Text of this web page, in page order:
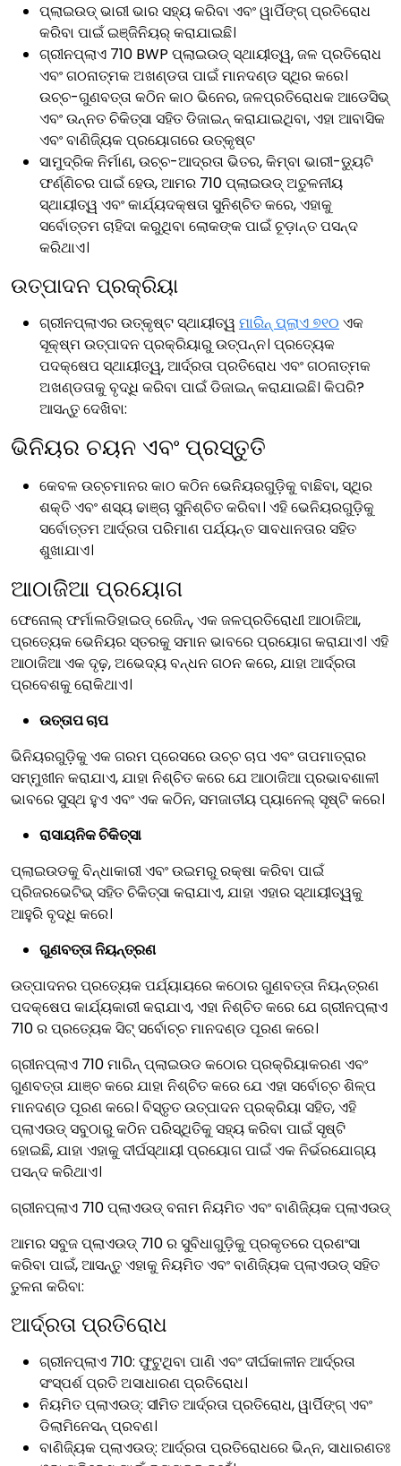
ପ୍ଲାଇଉଡ୍ ଭାରୀ ଭାର ସହ୍ୟ କରିବା ଏବଂ ୱାର୍ପିଙ୍ଗ୍ ପ୍ରତିରୋଧ
କରିବା ପାଇଁ ଇଞ୍ଜିନିୟର୍ କରାଯାଇଛି।
ଗ୍ରୀନପ୍ଲାଏ 710 BWP ପ୍ଲାଇଉଡ୍ ସ୍ଥାୟୀତ୍ୱ, ଜଳ ପ୍ରତିରୋଧ
ଏବଂ ଗଠନାତ୍ମକ ଅଖଣ୍ଡତା ପାଇଁ ମାନଦଣ୍ଡ ସ୍ଥିର କରେ।
ଉଚ୍ଚ-ଗୁଣବତ୍ତା କଠିନ କାଠ ଭିନେର, ଜଳପ୍ରତିରୋଧକ ଆଡେସିଭ୍
ଏବଂ ଉନ୍ନତ ଚିକିତ୍ସା ସହିତ ଡିଜାଇନ୍ କରାଯାଇଥିବା, ଏହା ଆବାସିକ
ଏବଂ ବାଣିଜ୍ୟିକ ପ୍ରୟୋଗରେ ଉତ୍କୃଷ୍ଟ
ସାମୁଦ୍ରିକ ନିର୍ମାଣ, ଉଚ୍ଚ-ଆଦ୍ରତା ଭିତର, କିମ୍ବା ଭାରୀ-ଡ୍ୟୁଟି
ଫର୍ଣ୍ଣିଚର ପାଇଁ ହେଉ, ଆମର 710 ପ୍ଲାଇଉଡ୍ ଅତୁଳନୀୟ
ସ୍ଥାୟୀତ୍ୱ ଏବଂ କାର୍ଯ୍ୟଦକ୍ଷତା ସୁନିଶ୍ଚିତ କରେ, ଏହାକୁ
ସର୍ବୋତ୍ତମ ଚାହିଦା କରୁଥିବା ଲୋକଙ୍କ ପାଇଁ ଚୂଡ଼ାନ୍ତ ପସନ୍ଦ
କରିଥାଏ।
ଉତ୍ପାଦନ ପ୍ରକ୍ରିୟା
ଗ୍ରୀନପ୍ଲାଏର ଉତ୍କୃଷ୍ଟ ସ୍ଥାୟୀତ୍ୱ ମାରିନ୍ ପ୍ଲାଏ ୭୧୦ ଏକ
ସୂକ୍ଷ୍ମ ଉତ୍ପାଦନ ପ୍ରକ୍ରିୟାରୁ ଉତ୍ପନ୍ନ। ପ୍ରତ୍ୟେକ
ପଦକ୍ଷେପ ସ୍ଥାୟୀତ୍ୱ, ଆର୍ଦ୍ରତା ପ୍ରତିରୋଧ ଏବଂ ଗଠନାତ୍ମକ
ଅଖଣ୍ଡତାକୁ ବୃଦ୍ଧି କରିବା ପାଇଁ ଡିଜାଇନ୍ କରାଯାଇଛି। କିପରି?
ଆସନ୍ତୁ ଦେଖିବା:
ଭିନିୟର ଚୟନ ଏବଂ ପ୍ରସ୍ତୁତି
କେବଳ ଉଚ୍ଚମାନର କାଠ କଠିନ ଭେନିୟରଗୁଡ଼ିକୁ ବାଛିବା, ସ୍ଥିର
ଶକ୍ତି ଏବଂ ଶସ୍ୟ ଢାଞ୍ଚା ସୁନିଶ୍ଚିତ କରିବା। ଏହି ଭେନିୟରଗୁଡ଼ିକୁ
ସର୍ବୋତ୍ତମ ଆର୍ଦ୍ରତା ପରିମାଣ ପର୍ଯ୍ୟନ୍ତ ସାବଧାନତାର ସହିତ
ଶୁଖାଯାଏ।
ଆଠାଜିଆ ପ୍ରୟୋଗ
ଫେନୋଲ୍ ଫର୍ମାଲଡିହାଇଡ୍ ରେଜିନ୍, ଏକ ଜଳପ୍ରତିରୋଧୀ ଆଠାଜିଆ,
ପ୍ରତ୍ୟେକ ଭେନିୟର ସ୍ତରକୁ ସମାନ ଭାବରେ ପ୍ରୟୋଗ କରାଯାଏ। ଏହି
ଆଠାଜିଆ ଏକ ଦୃଢ଼, ଅଭେଦ୍ୟ ବନ୍ଧନ ଗଠନ କରେ, ଯାହା ଆର୍ଦ୍ରତା
ପ୍ରବେଶକୁ ରୋକିଥାଏ।
ଉତ୍ତାପ ଚାପ
ଭିନିୟରଗୁଡ଼ିକୁ ଏକ ଗରମ ପ୍ରେସରେ ଉଚ୍ଚ ଚାପ ଏବଂ ତାପମାତ୍ରାର
ସମ୍ମୁଖୀନ କରାଯାଏ, ଯାହା ନିଶ୍ଚିତ କରେ ଯେ ଆଠାଜିଆ ପ୍ରଭାବଶାଳୀ
ଭାବରେ ସୁସ୍ଥ ହୁଏ ଏବଂ ଏକ କଠିନ, ସମଜାତୀୟ ପ୍ୟାନେଲ୍ ସୃଷ୍ଟି କରେ।
ରାସାୟନିକ ଚିକିତ୍ସା
ପ୍ଲାଇଉଡକୁ ବିନ୍ଧାକାରୀ ଏବଂ ଉଇମରୁ ରକ୍ଷା କରିବା ପାଇଁ
ପ୍ରିଜରଭେଟିଭ୍ ସହିତ ଚିକିତ୍ସା କରାଯାଏ, ଯାହା ଏହାର ସ୍ଥାୟୀତ୍ୱକୁ
ଆହୁରି ବୃଦ୍ଧି କରେ।
ଗୁଣବତ୍ତା ନିୟନ୍ତ୍ରଣ
ଉତ୍ପାଦନର ପ୍ରତ୍ୟେକ ପର୍ଯ୍ୟାୟରେ କଠୋର ଗୁଣବତ୍ତା ନିୟନ୍ତ୍ରଣ
ପଦକ୍ଷେପ କାର୍ଯ୍ୟକାରୀ କରାଯାଏ, ଏହା ନିଶ୍ଚିତ କରେ ଯେ ଗ୍ରୀନପ୍ଲାଏ
710 ର ପ୍ରତ୍ୟେକ ସିଟ୍ ସର୍ବୋଚ୍ଚ ମାନଦଣ୍ଡ ପୂରଣ କରେ।
ଗ୍ରୀନପ୍ଲାଏ 710 ମାରିନ୍ ପ୍ଲାଇଉଡ କଠୋର ପ୍ରକ୍ରିୟାକରଣ ଏବଂ
ଗୁଣବତ୍ତା ଯାଞ୍ଚ କରେ ଯାହା ନିଶ୍ଚିତ କରେ ଯେ ଏହା ସର୍ବୋଚ୍ଚ ଶିଳ୍ପ
ମାନଦଣ୍ଡ ପୂରଣ କରେ। ବିସ୍ତୃତ ଉତ୍ପାଦନ ପ୍ରକ୍ରିୟା ସହିତ, ଏହି
ପ୍ଲାଏଉଡ୍ ସବୁଠାରୁ କଠିନ ପରିସ୍ଥିତିକୁ ସହ୍ୟ କରିବା ପାଇଁ ସୃଷ୍ଟି
ହୋଇଛି, ଯାହା ଏହାକୁ ଦୀର୍ଘସ୍ଥାୟୀ ପ୍ରୟୋଗ ପାଇଁ ଏକ ନିର୍ଭରଯୋଗ୍ୟ
ପସନ୍ଦ କରିଥାଏ।
ଗ୍ରୀନପ୍ଲାଏ 710 ପ୍ଲାଏଉଡ୍ ବନାମ ନିୟମିତ ଏବଂ ବାଣିଜ୍ୟିକ ପ୍ଲାଏଉଡ୍
ଆମର ସବୁଜ ପ୍ଲାଏଉଡ୍ 710 ର ସୁବିଧାଗୁଡ଼ିକୁ ପ୍ରକୃତରେ ପ୍ରଶଂସା
କରିବା ପାଇଁ, ଆସନ୍ତୁ ଏହାକୁ ନିୟମିତ ଏବଂ ବାଣିଜ୍ୟିକ ପ୍ଲାଏଉଡ୍ ସହିତ
ତୁଳନା କରିବା:
ଆର୍ଦ୍ରତା ପ୍ରତିରୋଧ
ଗ୍ରୀନପ୍ଲାଏ 710: ଫୁଟୁଥିବା ପାଣି ଏବଂ ଦୀର୍ଘକାଳୀନ ଆର୍ଦ୍ରତା
ସଂସ୍ପର୍ଶ ପ୍ରତି ଅସାଧାରଣ ପ୍ରତିରୋଧ।
ନିୟମିତ ପ୍ଲାଏଉଡ୍: ସୀମିତ ଆର୍ଦ୍ରତା ପ୍ରତିରୋଧ, ୱାର୍ପିଙ୍ଗ୍ ଏବଂ
ଡିଲାମିନେସନ୍ ପ୍ରବଣ।
ବାଣିଜ୍ୟିକ ପ୍ଲାଏଉଡ୍: ଆର୍ଦ୍ରତା ପ୍ରତିରୋଧରେ ଭିନ୍ନ, ସାଧାରଣତଃ